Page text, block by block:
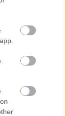
EP4
wizjerowymi.